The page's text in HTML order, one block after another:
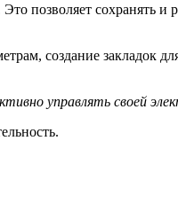
позволяет сохранять и
создание закладок
управлять своей